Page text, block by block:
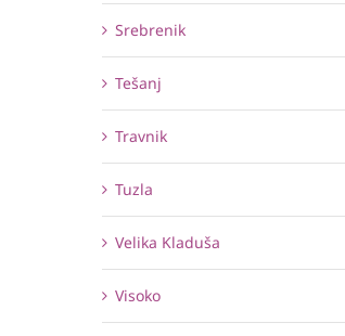
Srebrenik
Tešanj
Travnik
Tuzla
Velika Kladuša
Visoko